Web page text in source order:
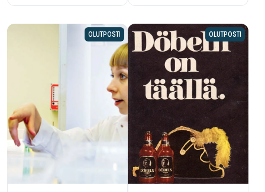
OLUTPOSTI OLUTPOSTI